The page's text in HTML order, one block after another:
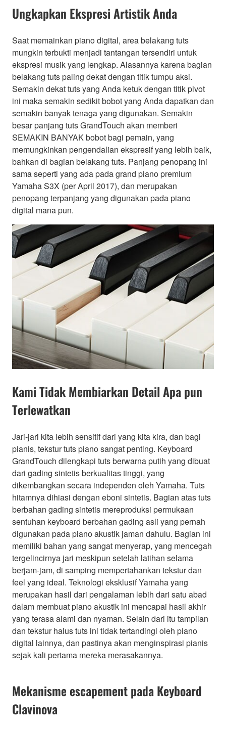
Ungkapkan Ekspresi Artistik Anda
Saat memainkan piano digital, area belakang tuts
mungkin terbukti menjadi tantangan tersendiri untuk
ekspresi musik yang lengkap. Alasannya karena bagian
belakang tuts paling dekat dengan titik tumpu aksi.
Semakin dekat tuts yang Anda ketuk dengan titik pivot
ini maka semakin sedikit bobot yang Anda dapatkan dan
semakin banyak tenaga yang digunakan. Semakin
besar panjang tuts GrandTouch akan memberi
SEMAKIN BANYAK bobot bagi pemain, yang
memungkinkan pengendalian ekspresif yang lebih baik,
bahkan di bagian belakang tuts. Panjang penopang ini
sama seperti yang ada pada grand piano premium
Yamaha S3X (per April 2017), dan merupakan
penopang terpanjang yang digunakan pada piano
digital mana pun.
Kami Tidak Membiarkan Detail Apa pun
Terlewatkan
Jari-jari kita lebih sensitif dari yang kita kira, dan bagi
pianis, tekstur tuts piano sangat penting. Keyboard
GrandTouch dilengkapi tuts berwarna putih yang dibuat
dari gading sintetis berkualitas tinggi, yang
dikembangkan secara independen oleh Yamaha. Tuts
hitamnya dihiasi dengan eboni sintetis. Bagian atas tuts
berbahan gading sintetis mereproduksi permukaan
sentuhan keyboard berbahan gading asli yang pernah
digunakan pada piano akustik jaman dahulu. Bagian ini
memiliki bahan yang sangat menyerap, yang mencegah
tergelincirnya jari meskipun setelah latihan selama
berjam-jam, di samping mempertahankan tekstur dan
feel yang ideal. Teknologi eksklusif Yamaha yang
merupakan hasil dari pengalaman lebih dari satu abad
dalam membuat piano akustik ini mencapai hasil akhir
yang terasa alami dan nyaman. Selain dari itu tampilan
dan tekstur halus tuts ini tidak tertandingi oleh piano
digital lainnya, dan pastinya akan menginspirasi pianis
sejak kali pertama mereka merasakannya.
Mekanisme escapement pada Keyboard
Clavinova